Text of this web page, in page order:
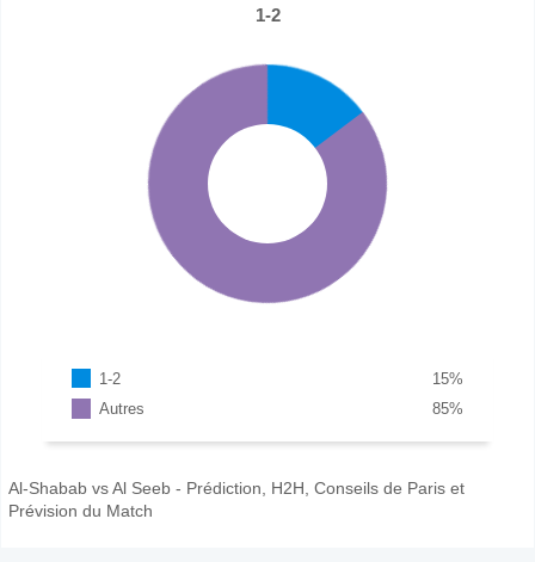
1-2
1-2 %
15
Autres
%
85
Al-Shabab vs Al Seeb - Prédiction, H2H, Conseils de Paris et
Prévision du Match